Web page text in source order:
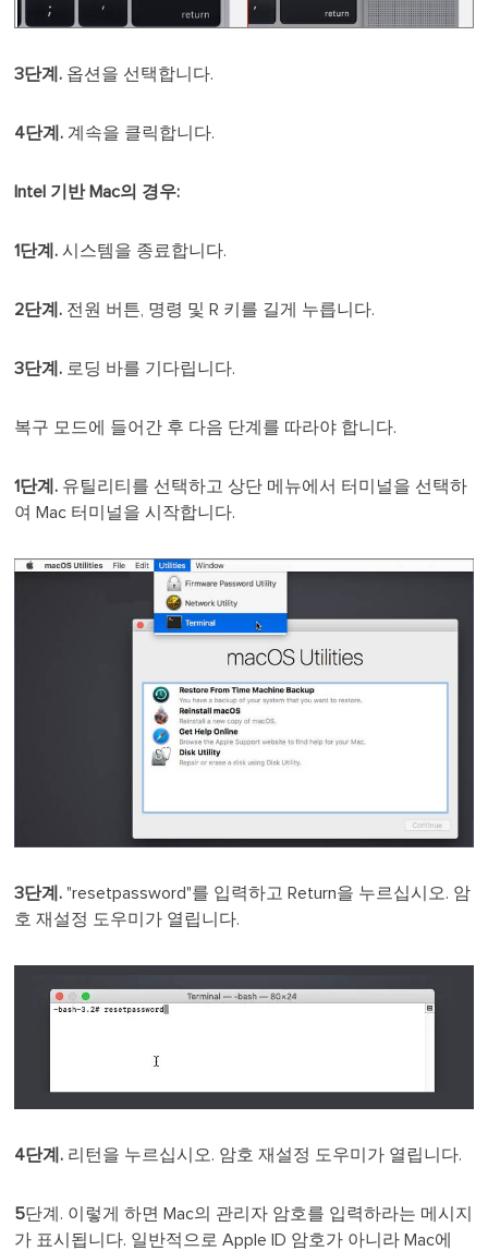
3단계. 옵션을 선택합니다.
4단계. 계속을 클릭합니다.
Intel 기반 Mac의 경우:
1단계. 시스템을 종료합니다.
2단계. 전원 버튼, 명령 및 R 키를 길게 누릅니다.
3단계. 로딩 바를 기다립니다.
복구 모드에 들어간 후 다음 단계를 따라야 합니다.
1단계. 유틸리티를 선택하고 상단 메뉴에서 터미널을 선택하
여 Mac 터미널을 시작합니다.
3단계. "resetpassword"를 입력하고 Return을 누르십시오. 암
호 재설정 도우미가 열립니다.
4단계. 리턴을 누르십시오. 암호 재설정 도우미가 열립니다.
5단계. 이렇게 하면 Mac의 관리자 암호를 입력하라는 메시지
가 표시됩니다. 일반적으로 Apple ID 암호가 아니라 Mac에